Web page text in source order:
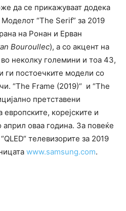
да се прикажуваат додека
“The Serif” за 2019
на Ронан и Ерван
Bouroullec), а со акцент на
неколку големини и тоа 43,
ги постоечките модели со
“The Frame (2019)“ и “The
претставени
корејските и
оваа година. За повеќе
телевизорите за 2019
www.samsung.com.